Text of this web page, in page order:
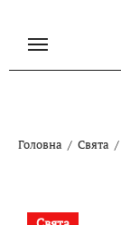
Головна Свята